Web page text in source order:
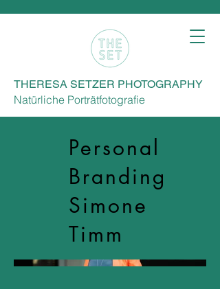
THERESA SETZER PHOTOGRAPHY
Natürliche Porträtfotografie
Personal
Branding
Simone
Timm